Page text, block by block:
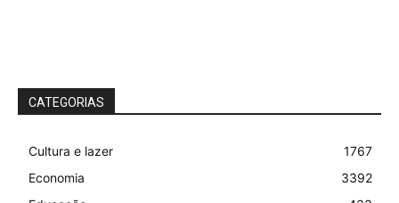
CATEGORIAS
Cultura e lazer
1767
Economia
3392